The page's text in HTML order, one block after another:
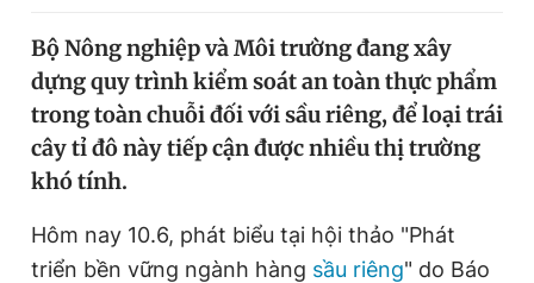
Video Magazine
Sản phẩm khác
Tiện ích Bạn cần biết
Bộ Nông nghiệp và Môi trường đang xây
dựng quy trình kiểm soát an toàn thực phẩm
trong toàn chuỗi đối với sầu riêng, để loại trái
cây tỉ đô này tiếp cận được nhiều thị trường
khó tính.
Hôm nay 10.6, phát biểu tại hội thảo "Phát
triển bền vững ngành hàng sầu riêng" do Báo